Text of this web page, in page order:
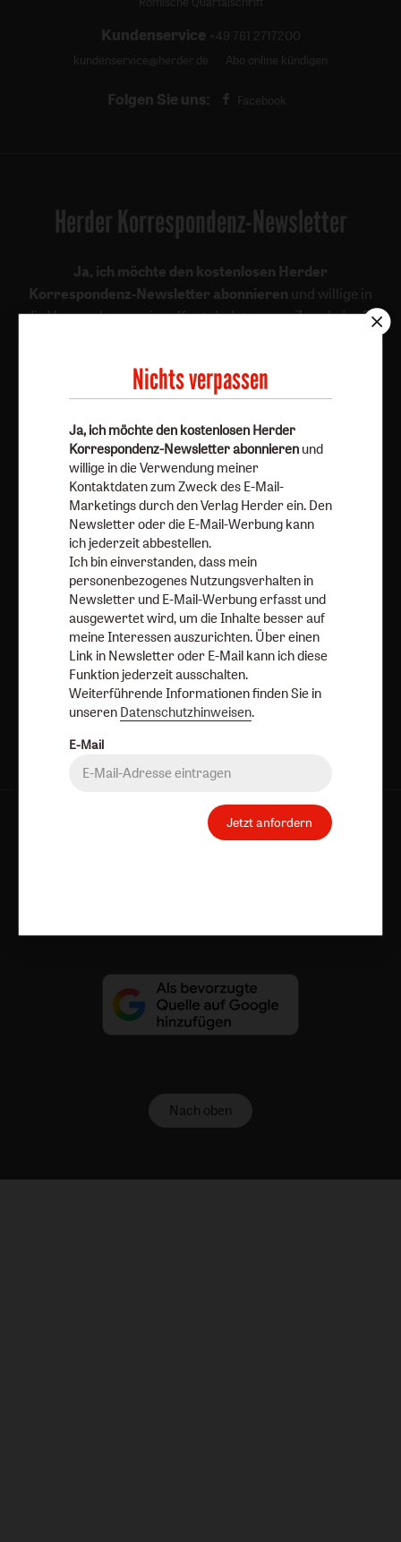
Kundenservice +49 761 2717200
kundenservice@herder.de
Abo online kündigen
Folgen Sie uns: Facebook
Herder Korrespondenz-Newsletter
Ja, ich möchte den kostenlosen Herder
Korrespondenz-Newsletter abonnieren und willige in
die Verwendung meiner Kontaktdaten zum Zweck des E-
abbestellen.
Ich bin einverstanden, dass mein personenbezogenes
Nutzungsverhalten in Newsletter und E-Mail-Werbung
erfasst und ausgewertet wird, um die Inhalte besser auf
meine Interessen auszurichten. Über einen Link in
Newsletter oder E-Mail kann ich diese Funktion jederzeit
ausschalten.
Weiterführende Informationen finden Sie in unseren
Datenschutzhinweisen
AGB und Widerrufsbelehrung
Datenschutz
Nach oben
Nichts verpassen
Ja, ich möchte den kostenlosen Herder
Korrespondenz-Newsletter abonnieren und
willige in die Verwendung meiner
Kontaktdaten zum Zweck des E-Mail-
Marketings durch den Verlag Herder ein. Den
Newsletter oder die E-Mail-Werbung kann
ich jederzeit abbestellen.
Ich bin einverstanden, dass mein
personenbezogenes Nutzungsverhalten in
Newsletter und E-Mail-Werbung erfasst und
ausgewertet wird, um die Inhalte besser auf
meine Interessen auszurichten. Über einen
Link in Newsletter oder E-Mail kann ich diese
Funktion jederzeit ausschalten.
Weiterführende Informationen finden Sie in
unseren Datenschutzhinweisen.
E-Mail
Jetzt anfordern